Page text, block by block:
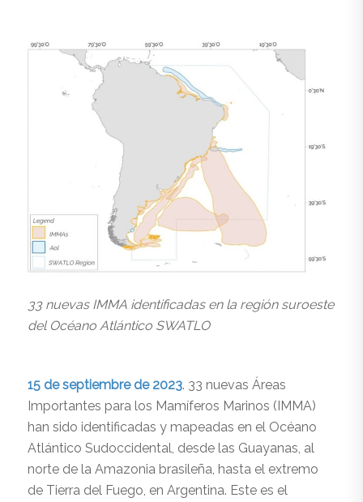
33 nuevas IMMA identificadas en la región suroeste
del Océano Atlántico SWATLO
15 de septiembre de 2023. 33 nuevas Áreas
Importantes para los Mamíferos Marinos (IMMA)
han sido identificadas y mapeadas en el Océano
Atlántico Sudoccidental, desde las Guayanas, al
norte de la Amazonia brasileña, hasta el extremo
de Tierra del Fuego, en Argentina. Este es el